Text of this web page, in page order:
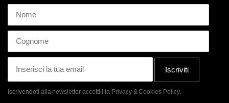
Iscriviti
Iscrivendoti alla newsletter accetti i la Privacy & Cookies Policy.